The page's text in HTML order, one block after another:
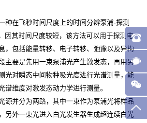
种在飞秒时间尺度上的时间分辨泵浦-探测
，因其时间尺度较短，该方法可以用于探测电
，包括能量转移、电子转移、弛豫以及异构
主要是先用一束泵浦光产生激发态，再用另
光对瞬态中间物种吸光度进行光谱测量，能
谱维度对激发态动力学进行测量。
源并分为两路，其中一束作为泵浦光将样品
另外一束光进入白光发生器生成超连续白光